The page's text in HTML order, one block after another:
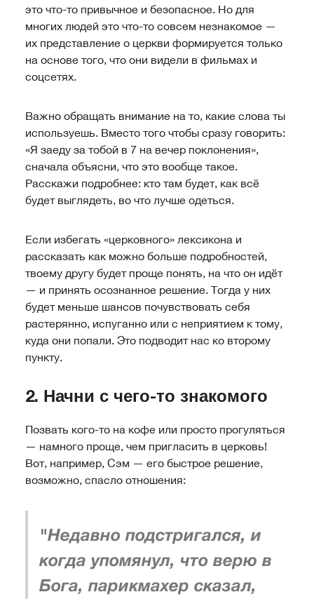
это что-то привычное и безопасное. Но для
многих людей это что-то совсем незнакомое —
их представление о церкви формируется только
на основе того, что они видели в фильмах и
соцсетях.
Важно обращать внимание на то, какие слова ты
используешь. Вместо того чтобы сразу говорить:
«Я заеду за тобой в 7 на вечер поклонения»,
сначала объясни, что это вообще такое.
Расскажи подробнее: кто там будет, как всё
будет выглядеть, во что лучше одеться.
Если избегать «церковного» лексикона и
рассказать как можно больше подробностей,
твоему другу будет проще понять, на что он идёт
— и принять осознанное решение. Тогда у них
будет меньше шансов почувствовать себя
растерянно, испуганно или с неприятием к тому,
куда они попали. Это подводит нас ко второму
пункту.
2. Начни с чего-то знакомого
Позвать кого-то на кофе или просто прогуляться
— намного проще, чем пригласить в церковь!
Вот, например, Сэм — его быстрое решение,
возможно, спасло отношения:
"Недавно подстригался, и
когда упомянул, что верю в
Бога, парикмахер сказал,